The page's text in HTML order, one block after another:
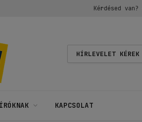
Kérdésed van?
HÍRLEVELET KÉREK
KAPCSOLAT